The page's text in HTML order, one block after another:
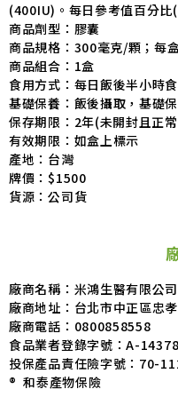
(400IU)。每日參考值百分比
商品劑型：膠囊
商品規格：300毫克/顆；每
商品組合：1盒
食用方式：每日飯後半小時食
基礎保養：飯後攝取，基礎
保存期限：2年(未開封且正
有效期限：如盒上標示
產地：台灣
牌價：$1500
貨源：公司貨
廠商名稱：米鴻生醫有限公
廠商地址：台北市中正區忠
廠商電話： 0800858558
食品業者登錄字號：A-
投保產品責任險字號： 70-
® 和泰產物保險